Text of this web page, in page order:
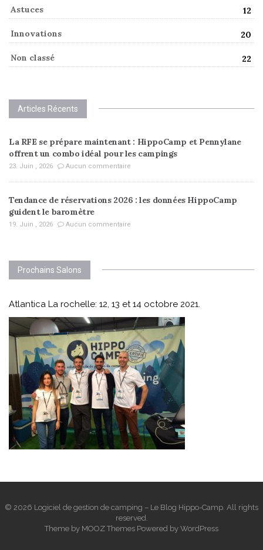
Astuces 12
Innovations 20
Non classé 22
Articles Récents
La RFE se prépare maintenant : HippoCamp et Pennylane
offrent un combo idéal pour les campings
23. Juin , 2026 Aucun commentaire
Tendance de réservations 2026 : les données HippoCamp
guident le baromètre
19. Juin , 2026 Aucun commentaire
Prochains Salons
Atlantica La rochelle: 12, 13 et 14 octobre 2021.
© 2026 Logiciel de gestion de camping – Le Blog Hippo-Camp. All rights
reserved.
Theme by MOOZ Themes Powered by WordPress